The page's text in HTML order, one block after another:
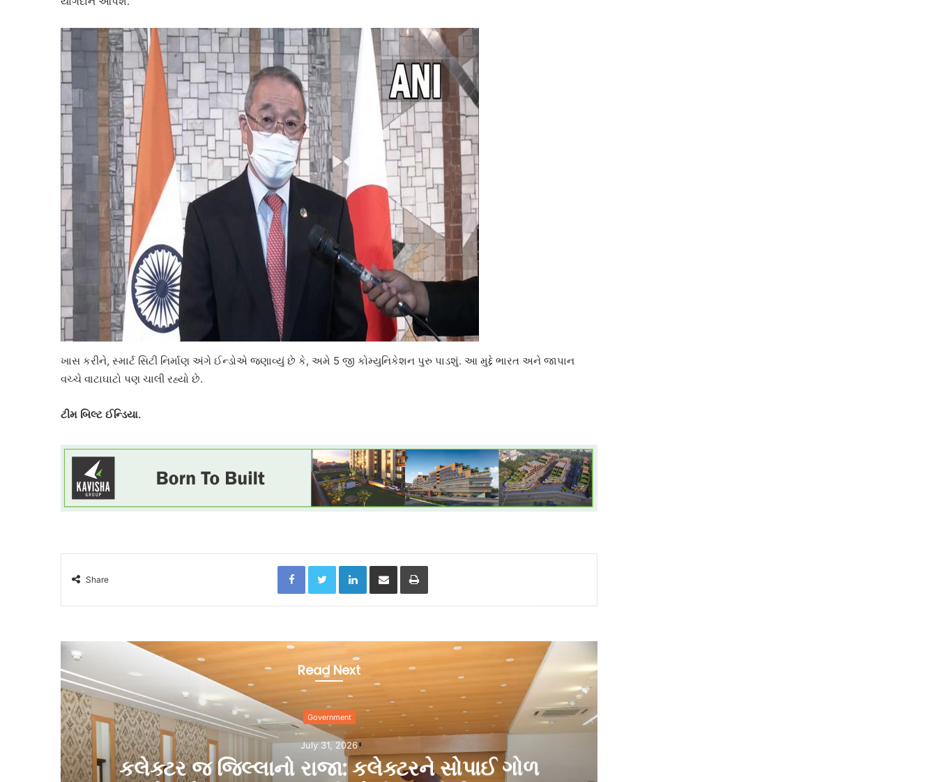
ખાસ કરીને, સ્માર્ટ સિટી નિર્માણ અંગે ઈન્ડોએ જણાવ્યું છે કે, અમે 5 જી કોમ્યુનિકેશન પુરુ પાડશું. આ મુદ્દે ભારત અને જાપાન
વચ્ચે વાટાઘાટો પણ ચાલી રહ્યો છે.
ટીમ બિલ્ટ ઈન્ડિયા.
Share
FacebookTwitterLinkedInShare via Email Print
Read Next
Government
July 31, 2026
કલેક્ટર જ જિલ્લાનો રાજા: કલેક્ટરને સોપાઈ ગોળ